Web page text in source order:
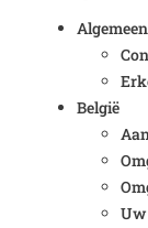
Algemeen
België
Uw